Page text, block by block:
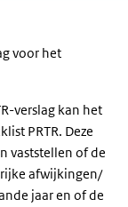
voor het
verslag kan het
PRTR. Deze
vaststellen of de
afwijkingen/
jaar en of de